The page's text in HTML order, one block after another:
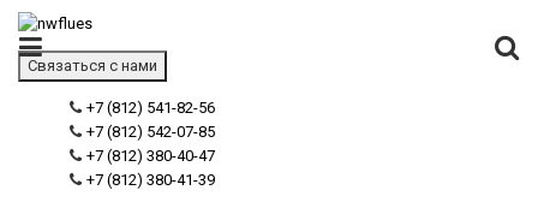
Связаться с нами
+7 (812) 541-82-56
+7 (812) 542-07-85
+7 (812) 380-40-47
+7 (812) 380-41-39